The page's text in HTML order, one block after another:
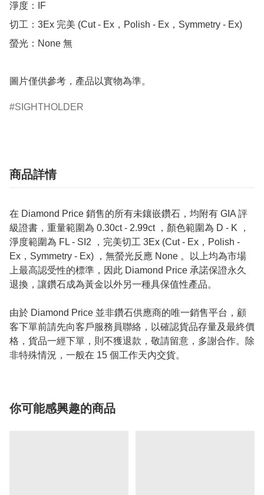
淨度：IF
切工：3Ex 完美 (Cut - Ex，Polish - Ex，Symmetry - Ex)
螢光：None 無
圖片僅供參考，產品以實物為準。
SIGHTHOLDER
商品詳情
在 Diamond Price 銷售的所有未鑲嵌鑽石，均附有 GIA 評
級證書，重量範圍為 0.30ct - 2.99ct ，顏色範圍為 D - K ，
淨度範圍為 FL - SI2 ，完美切工 3Ex (Cut - Ex，Polish -
Ex，Symmetry - Ex) ，無螢光反應 None 。以上均為市場
上最高認受性的標準，因此 Diamond Price 承諾保證永久
退換，讓鑽石成為黃金以外另一種具保值性產品。
由於 Diamond Price 並非鑽石供應商的唯一銷售平台，顧
客下單前請先向客戶服務員聯絡，以確認貨品存量及最終價
格，貨品一經下單，則不獲退款，敬請留意，多謝合作。除
非特殊情況，一般在 15 個工作天內交貨。
你可能感興趣的商品